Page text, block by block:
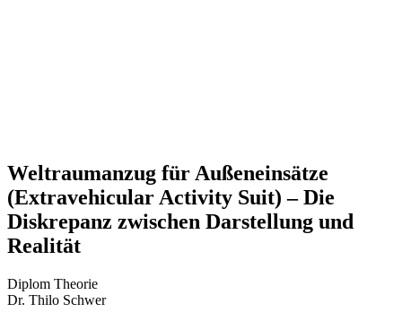
Weltraumanzug für Außeneinsätze
(Extravehicular Activity Suit) – Die
Diskrepanz zwischen Darstellung und
Realität
Diplom Theorie
Dr. Thilo Schwer